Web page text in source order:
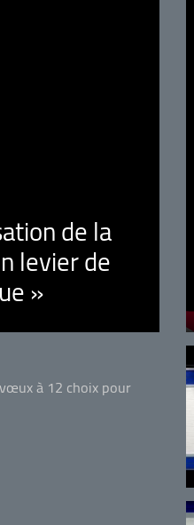
de la
levier de
»
à 12 choix pour